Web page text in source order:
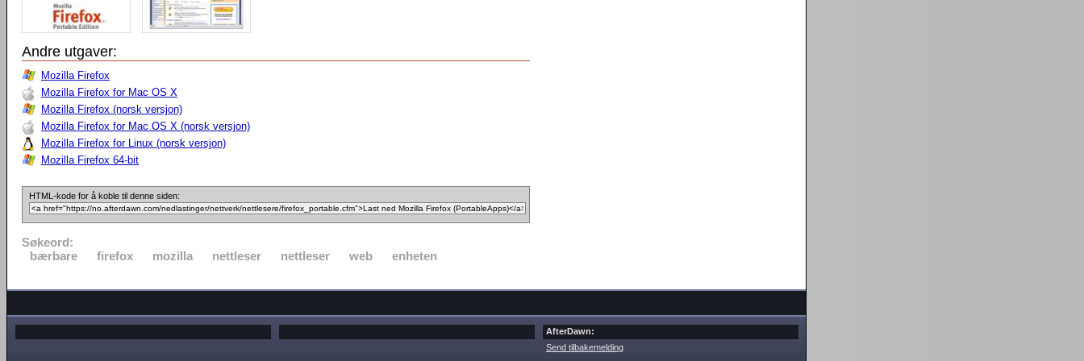
Andre utgaver:
Mozilla Firefox
Mozilla Firefox for Mac OS X
Mozilla Firefox (norsk versjon)
Mozilla Firefox for Mac OS X (norsk versjon)
Mozilla Firefox for Linux (norsk versjon)
Mozilla Firefox 64-bit
HTML-kode for å koble til denne siden:
Søkeord:
bærbare
firefox mozilla nettleser nettleser web enheten
AfterDawn:
Send tilbakemelding